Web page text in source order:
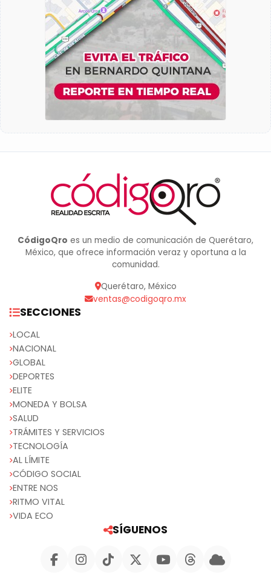
CódigoQro es un medio de comunicación de Querétaro,
México, que ofrece información veraz y oportuna a la
comunidad.
Querétaro, México
ventas@codigoqro.mx
SECCIONES
LOCAL
NACIONAL
GLOBAL
DEPORTES
ELITE
MONEDA Y BOLSA
SALUD
TRÁMITES Y SERVICIOS
TECNOLOGÍA
AL LÍMITE
CÓDIGO SOCIAL
ENTRE NOS
RITMO VITAL
VIDA ECO
SÍGUENOS